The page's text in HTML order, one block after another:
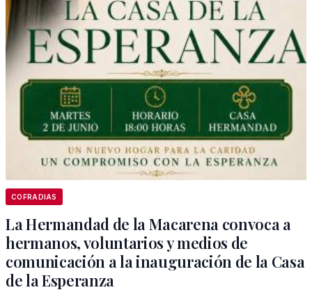
COFRADIAS
La Hermandad de la Macarena convoca a
hermanos, voluntarios y medios de
comunicación a la inauguración de la Casa
de la Esperanza